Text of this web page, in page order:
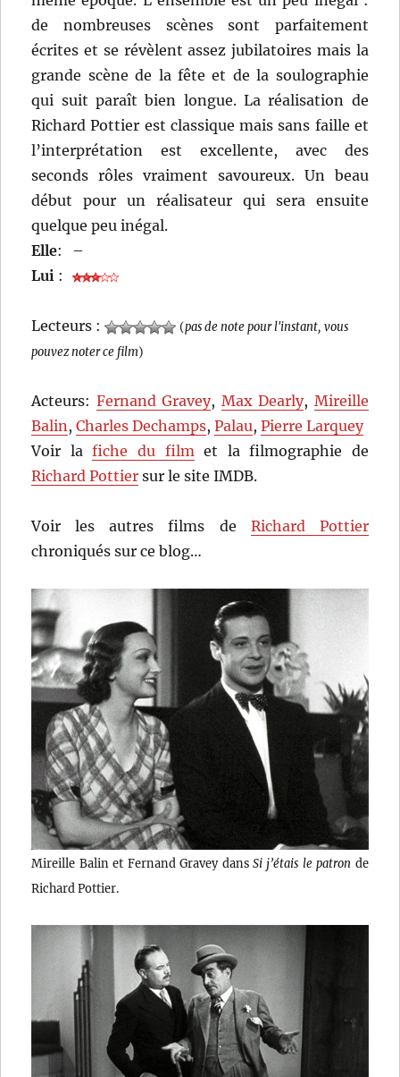
de nombreuses scènes sont parfaitement
écrites et se révèlent assez jubilatoires mais la
grande scène de la fête et de la soulographie
qui suit paraît bien longue. La réalisation de
Richard Pottier est classique mais sans faille et
l’interprétation est excellente, avec des
seconds rôles vraiment savoureux. Un beau
début pour un réalisateur qui sera ensuite
quelque peu inégal.
Elle:
–
Lui :
Lecteurs : (pas de note pour l'instant, vous
pouvez noter ce film)
Acteurs: Fernand Gravey, Max Dearly, Mireille
Balin,Charles Dechamps,Palau,Pierre Larquey
Voir lafiche du filmet la filmographie de
Richard Pottier sur le site IMDB.
Voir les autres films de Richard Pottier
chroniqués sur ce blog…
Mireille Balin et Fernand Gravey dans Si j’étais le patron de
Richard Pottier.